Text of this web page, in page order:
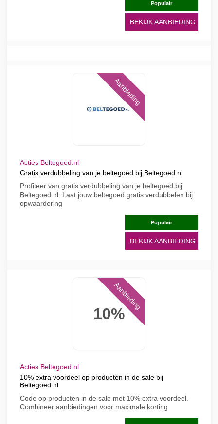
Populair
BEKIJK AANBIEDING
Aanbieding
Acties Beltegoed.nl
Gratis verdubbeling van je beltegoed bij Beltegoed.nl
Profiteer van gratis verdubbeling van je beltegoed bij
Beltegoed.nl. Laat jouw beltegoed gratis verdubbelen bij
opwaardering
Populair
BEKIJK AANBIEDING
10%
Aanbieding
Acties Beltegoed.nl
10% extra voordeel op producten in de sale bij
Beltegoed.nl
Code op producten in de sale met 10% extra voordeel.
Combineer aanbiedingen voor maximale korting